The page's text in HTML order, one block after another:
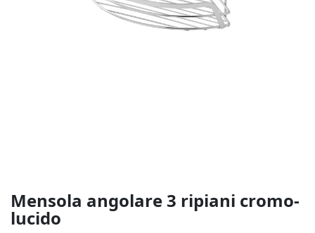
Mensola angolare 3 ripiani cromo-
lucido